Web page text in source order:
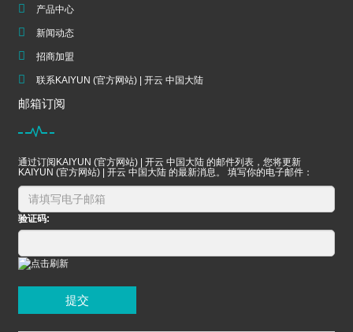
产品中心
新闻动态
招商加盟
联系KAIYUN (官方网站) | 开云 中国大陆
邮箱订阅
通过订阅KAIYUN (官方网站) | 开云 中国大陆 的邮件列表，您将更新
KAIYUN (官方网站) | 开云 中国大陆 的最新消息。 填写你的电子邮件：
验证码:
提交